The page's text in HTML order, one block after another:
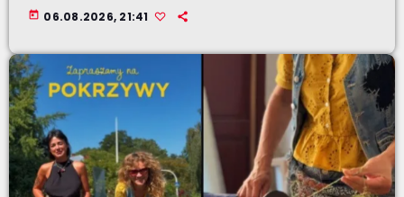
today 06.08.2026, 21:41